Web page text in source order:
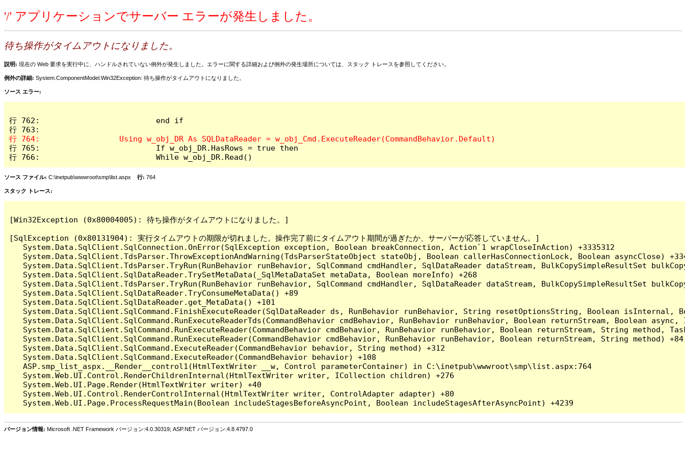
'/' アプリケーションでサーバー エラーが発生しました。
待ち操作がタイムアウトになりました。
説明: 現在の Web 要求を実行中に、ハンドルされていない例外が発生しました。エラーに関する詳細および例外の発生場所については、スタック トレースを参照してください。
例外の詳細: System.ComponentModel.Win32Exception: 待ち操作がタイムアウトになりました。
ソース エラー:
行 762:				end if
行 765:				If w_obj_DR.HasRows = true then
行 766:				While w_obj_DR.Read()
ソース ファイル: C:\inetpub\wwwroot\smp\list.aspx 行: 764
スタック トレース:
[Win32Exception (0x80004005): 待ち操作がタイムアウトになりました。]
[SqlException (0x80131904): 実行タイムアウトの期限が切れました。操作完了前にタイムアウト期間が過ぎたか、サーバーが応答していません。]
   System.Data.SqlClient.SqlConnection.OnError(SqlException exception, Boolean breakConnection, Action`1 wrapCloseInAction) +3335312
System.Data.SqlClient.TdsParser.ThrowExceptionAndWarning(TdsParserStateObject stateObj, Boolean callerHasConnectionLock, Boolean asyncClose)
System.Data.SqlClient.TdsParser.TryRun(RunBehavior runBehavior, SqlCommand cmdHandler, SqlDataReader dataStream, BulkCopySimpleResultSet
   System.Data.SqlClient.SqlDataReader.TrySetMetaData(_SqlMetaDataSet metaData, Boolean moreInfo) +268
System.Data.SqlClient.TdsParser.TryRun(RunBehavior runBehavior, SqlCommand cmdHandler, SqlDataReader dataStream, BulkCopySimpleResultSet
   System.Data.SqlClient.SqlDataReader.TryConsumeMetaData() +89
   System.Data.SqlClient.SqlDataReader.get_MetaData() +101
System.Data.SqlClient.SqlCommand.FinishExecuteReader(SqlDataReader ds, RunBehavior runBehavior, String resetOptionsString, Boolean
System.Data.SqlClient.SqlCommand.RunExecuteReaderTds(CommandBehavior cmdBehavior, RunBehavior runBehavior, Boolean returnStream, Boolean
System.Data.SqlClient.SqlCommand.RunExecuteReader(CommandBehavior cmdBehavior, RunBehavior runBehavior, Boolean returnStream, String method,
   System.Data.SqlClient.SqlCommand.RunExecuteReader(CommandBehavior cmdBehavior, RunBehavior runBehavior, Boolean returnStream, String method) +84
   System.Data.SqlClient.SqlCommand.ExecuteReader(CommandBehavior behavior, String method) +312
   System.Data.SqlClient.SqlCommand.ExecuteReader(CommandBehavior behavior) +108
   ASP.smp_list_aspx.__Render__control1(HtmlTextWriter __w, Control parameterContainer) in C:\inetpub\wwwroot\smp\list.aspx:764
   System.Web.UI.Control.RenderChildrenInternal(HtmlTextWriter writer, ICollection children) +276
   System.Web.UI.Page.Render(HtmlTextWriter writer) +40
   System.Web.UI.Control.RenderControlInternal(HtmlTextWriter writer, ControlAdapter adapter) +80
バージョン情報: Microsoft .NET Framework バージョン:4.0.30319; ASP.NET バージョン:4.8.4797.0